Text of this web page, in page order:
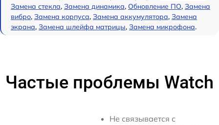
Замена стекла, Замена динамика, Обновление ПО, Замена
вибро, Замена корпуса, Замена аккумулятора, Замена
экрана, Замена шлейфа матрицы, Замена микрофона.
Частые проблемы Watch
Не связывается с